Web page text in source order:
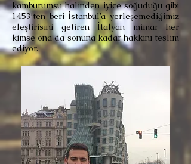
kamburumsu halinden iyice soğuduğu gibi
1453’ten beri İstanbul’a yerleşemediğimiz
eleştirisini getiren İtalyan mimar her
kimse ona da sonuna kadar hakkını teslim
ediyor.